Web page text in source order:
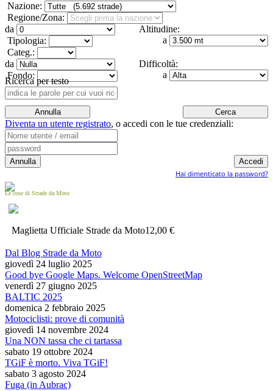
Nazione:
Regione/Zona:
Altitudine:
da
a
Tipologia:
Categ.:
Difficoltà:
da
a
Fondo:
Ricerca per testo
Diventa un utente registrato, o accedi con le tue credenziali:
Hai dimenticato la password?
Le cose di Strade da Moto
Maglietta Ufficiale Strade da Moto12,00 €
Dal Blog Strade da Moto
giovedì 24 luglio 2025
Good bye Google Maps. Welcome OpenStreetMap
venerdì 27 giugno 2025
BALTIC 2025
domenica 2 febbraio 2025
Motociclisti: prove di comunità
giovedì 14 novembre 2024
Una NON tassa che ci tartassa
sabato 19 ottobre 2024
TGiF è morto. Viva TGiF!
sabato 3 agosto 2024
Fuga (in Aubrac)